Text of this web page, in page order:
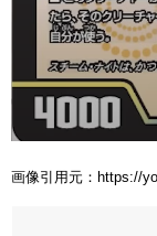
画像引用元：https://